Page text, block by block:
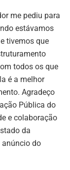
me pediu para
estávamos
tivemos que
todos os que
é a melhor
Agradeço
Pública do
e colaboração
da
anúncio do